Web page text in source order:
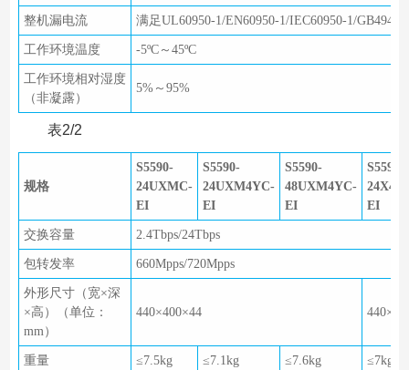
整机漏电流 满足UL60950-1/EN60950-1/IEC60950-1/GB4943
工作环境温度 -5ºC～45ºC
工作环境相对湿度
（非凝露）
5%～95%
表2/2
规格
S5590-
24UXMC-
EI
S5590-
24UXM4YC-
EI
S5590-
48UXM4YC-
EI
S5590-
EI
交换容量 2.4Tbps/24Tbps
包转发率 660Mpps/720Mpps
外形尺寸（宽×深
×高）（单位：
mm）
440×400×44
重量 ≤7.5kg ≤7.1kg ≤7.6kg ≤7kg